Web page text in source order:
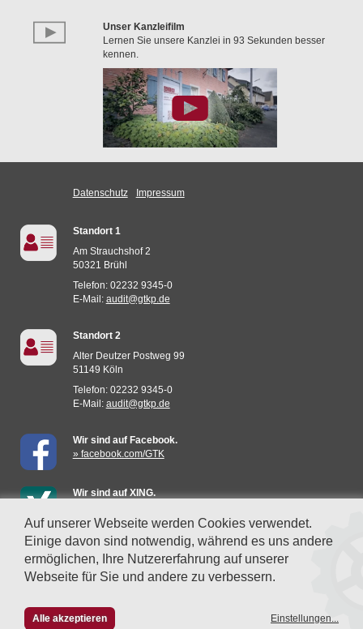
Unser Kanzleifilm
Lernen Sie unsere Kanzlei in 93 Sekunden besser
kennen.
Datenschutz Impressum
Standort 1
Am Strauchshof 2
50321 Brühl
Telefon: 02232 9345-0
E-Mail: audit@gtkp.de
Standort 2
Alter Deutzer Postweg 99
51149 Köln
Telefon: 02232 9345-0
E-Mail: audit@gtkp.de
Wir sind auf Facebook.
» facebook.com/GTK
Wir sind auf XING.
Datenschutzeinstellungen
© 2026 GTK Metzler GmbH Wirtschaftsprüfungsgesellschaft
Auf unserer Webseite werden Cookies verwendet.
Einige davon sind notwendig, während es uns andere
ermöglichen, Ihre Nutzererfahrung auf unserer
Webseite für Sie und andere zu verbessern.
Alle akzeptieren Einstellungen...